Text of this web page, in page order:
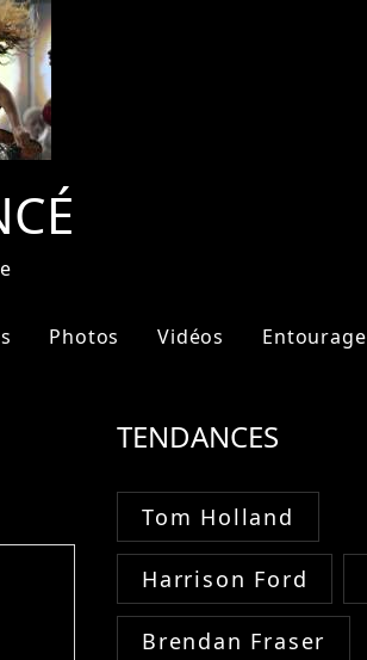
Photos Vidéos Entourage
TENDANCES
Tom Holland
Harrison Ford
Brendan Fraser